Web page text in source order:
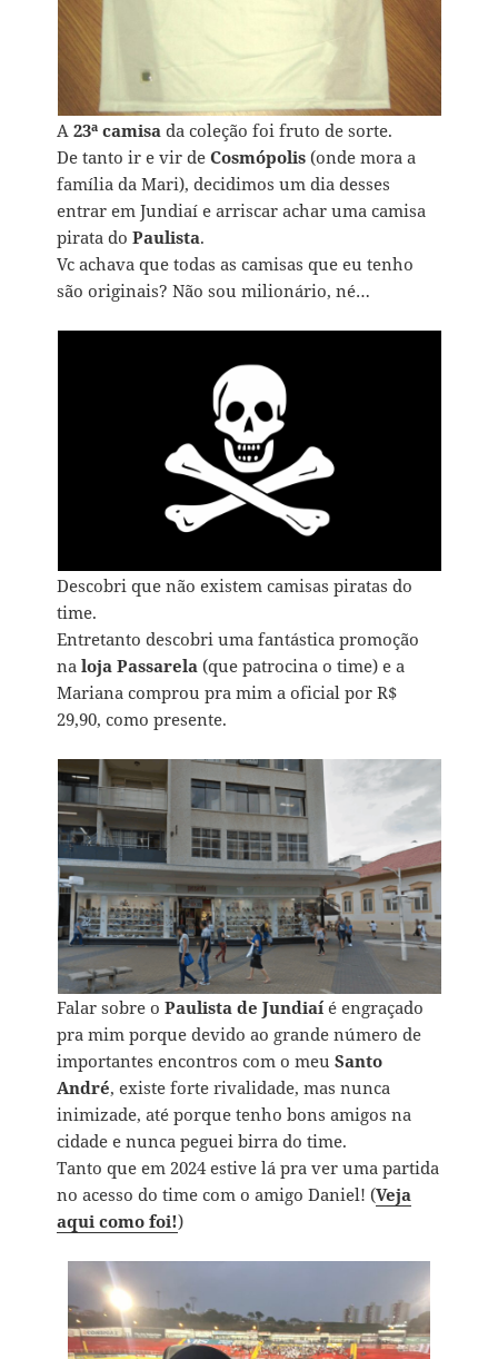
A23ª camisada coleção foi fruto de sorte.
De tanto ir e vir deCosmópolis (onde mora a
família da Mari), decidimos um dia desses
entrar em Jundiaí e arriscar achar uma camisa
pirata doPaulista.
Vc achava que todas as camisas que eu tenho
são originais? Não sou milionário, né…
Descobri que não existem camisas piratas do
time.
Entretanto descobri uma fantástica promoção
naloja Passarela (que patrocina o time) e a
Mariana comprou pra mim a oficial por R$
29,90, como presente.
Falar sobre oPaulista de Jundiaíé engraçado
pra mim porque devido ao grande número de
importantes encontros com o meuSanto
André, existe forte rivalidade, mas nunca
inimizade, até porque tenho bons amigos na
cidade e nunca peguei birra do time.
Tanto que em 2024 estive lá pra ver uma partida
no acesso do time com o amigo Daniel! (Veja
aqui como foi!)